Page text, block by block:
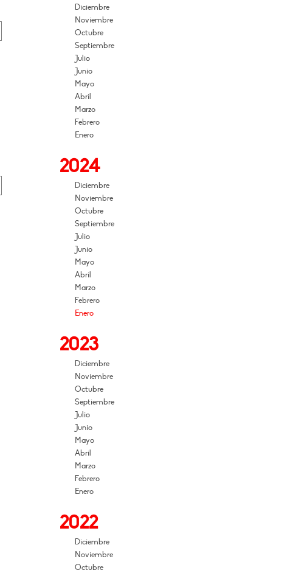
Diciembre
Noviembre
Octubre
Septiembre
Julio
Junio
Mayo
Abril
Marzo
Febrero
Enero
2024
Diciembre
Noviembre
Octubre
Septiembre
Julio
Junio
Mayo
Abril
Marzo
Febrero
Enero
2023
Diciembre
Noviembre
Octubre
Septiembre
Julio
Junio
Mayo
Abril
Marzo
Febrero
Enero
2022
Diciembre
Noviembre
Octubre